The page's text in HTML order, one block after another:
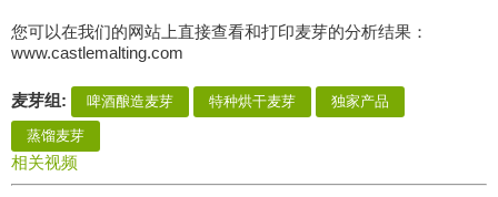
您可以在我们的网站上直接查看和打印麦芽的分析结果：
www.castlemalting.com
麦芽组: 啤酒酿造麦芽 特种烘干麦芽 独家产品
蒸馏麦芽
相关视频